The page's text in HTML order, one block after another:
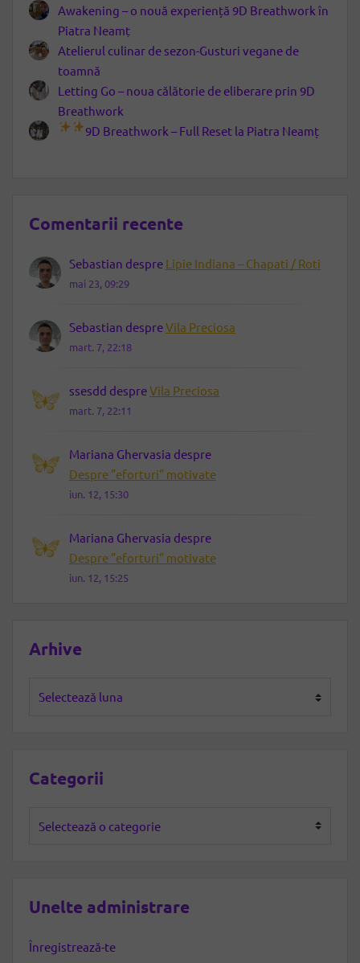
Awakening – o nouă experiență 9D Breathwork în
Piatra Neamț
Atelierul culinar de sezon-Gusturi vegane de
toamnă
Letting Go – noua călătorie de eliberare prin 9D
Breathwork
9D Breathwork – Full Reset la Piatra Neamț
Comentarii recente
Sebastian despre Lipie Indiana – Chapati / Roti
mai 23, 09:29
Sebastian despreVila Preciosa
mart. 7, 22:18
ssesdd despreVila Preciosa
mart. 7, 22:11
Mariana Ghervasia despre
Despre ”eforturi” motivate
iun. 12, 15:30
Mariana Ghervasia despre
Despre ”eforturi” motivate
iun. 12, 15:25
Arhive
Categorii
Unelte administrare
Înregistrează-te